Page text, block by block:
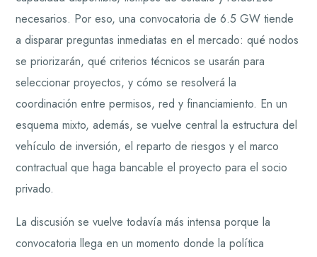
necesarios. Por eso, una convocatoria de 6.5 GW tiende
a disparar preguntas inmediatas en el mercado: qué nodos
se priorizarán, qué criterios técnicos se usarán para
seleccionar proyectos, y cómo se resolverá la
coordinación entre permisos, red y financiamiento. En un
esquema mixto, además, se vuelve central la estructura del
vehículo de inversión, el reparto de riesgos y el marco
contractual que haga bancable el proyecto para el socio
privado.
La discusión se vuelve todavía más intensa porque la
convocatoria llega en un momento donde la política